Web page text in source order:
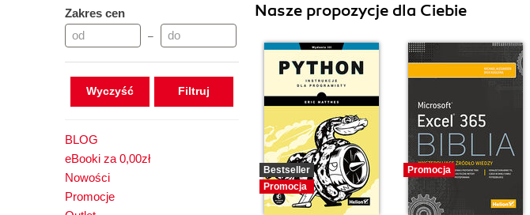
Zakres cen
–
Wyczyść
BLOG
eBooki za 0,00zł
Nowości
Promocje
Nasze propozycje dla Ciebie
Bestseller
Promocja
Promocja